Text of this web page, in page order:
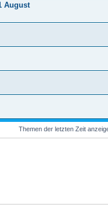
August
Themen der letzten Zeit